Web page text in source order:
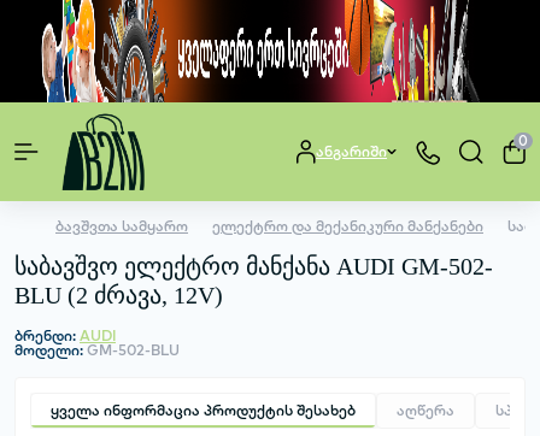
ანგარიში
0
ბავშვთა სამყარო ელექტრო და მექანიკური მანქანები
საბავშვო ელექტრო მანქანა AUDI GM-502-
BLU (2 ძრავა, 12V)
ბრენდი: AUDI
მოდელი: GM-502-BLU
ყველა ინფორმაცია პროდუქტის შესახებ აღწერა